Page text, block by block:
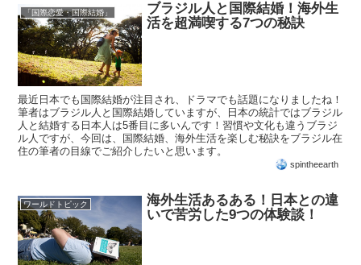
「国際恋愛・国際結婚」
ブラジル人と国際結婚！海外生
活を超満喫する7つの秘訣
最近日本でも国際結婚が注目され、ドラマでも話題になりましたね！
筆者はブラジル人と国際結婚していますが、日本の統計ではブラジル
人と結婚する日本人は5番目に多いんです！習慣や文化も違うブラジ
ル人ですが、今回は、国際結婚、海外生活を楽しむ秘訣をブラジル在
住の筆者の目線でご紹介したいと思います。
spintheearth
ワールドトピック
海外生活あるある！日本との違
いで苦労した9つの体験談！